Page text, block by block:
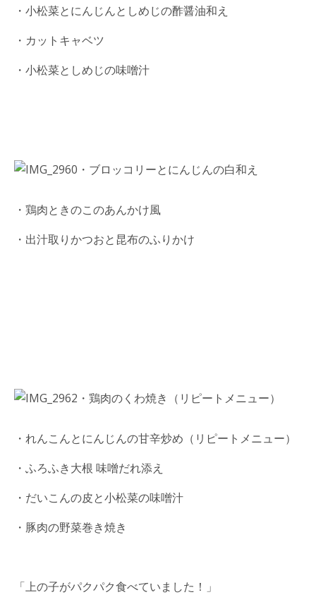
・小松菜とにんじんとしめじの酢醤油和え
・カットキャベツ
・小松菜としめじの味噌汁
・ブロッコリーとにんじんの白和え
・鶏肉ときのこのあんかけ風
・出汁取りかつおと昆布のふりかけ
・鶏肉のくわ焼き（リピートメニュー）
・れんこんとにんじんの甘辛炒め（リピートメニュー）
・ふろふき大根 味噌だれ添え
・だいこんの皮と小松菜の味噌汁
・豚肉の野菜巻き焼き
「上の子がパクパク食べていました！」